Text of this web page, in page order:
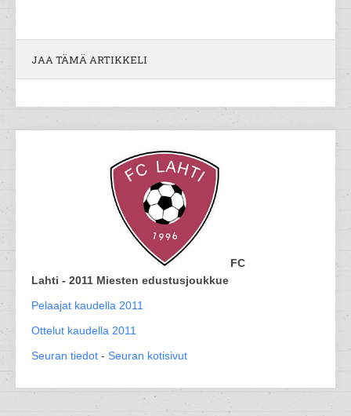
JAA TÄMÄ ARTIKKELI
FC
Lahti - 2011 Miesten edustusjoukkue
Pelaajat kaudella 2011
Ottelut kaudella 2011
Seuran tiedot - Seuran kotisivut